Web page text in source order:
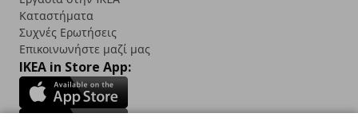
Καταστήματα
Συχνές Ερωτήσεις
Επικοινωνήστε μαζί μας
IKEA in Store App: